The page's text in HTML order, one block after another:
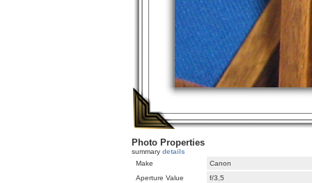
Photo Properties
summary details
Make
Canon
Aperture Value
f/3,5